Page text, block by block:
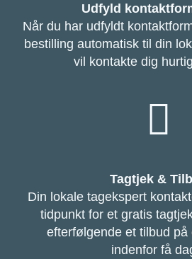
Udfyld
Når du har udfyldt
bestilling automatisk til din
vil kontakte dig
Tagtjek &
Din lokale tagekspert
tidpunkt for et gratis
efterfølgende et tilbud på
indenfor få